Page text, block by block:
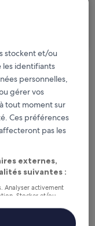
en cas de
chaque
membres
stockent et/ou
les identifiants
personnelles,
gérer vos
tout moment sur
Ces préférences
pas les
externes,
suivantes :
Analyser activement
Stocker et/ou
et du contenu,